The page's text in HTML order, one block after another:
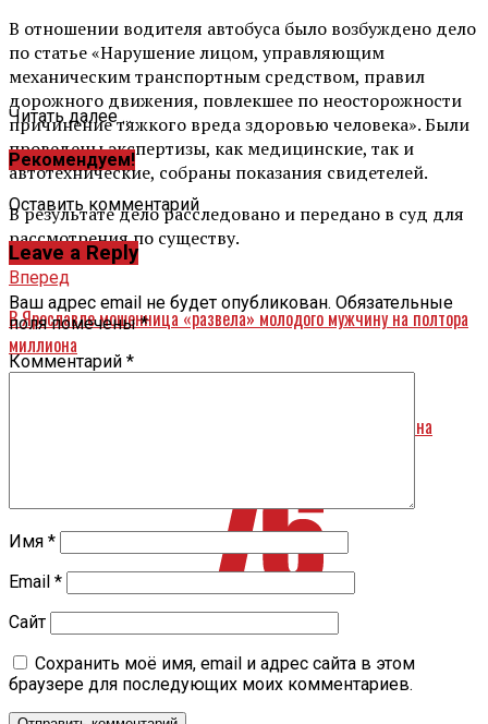
В отношении водителя автобуса было возбуждено дело
по статье «Нарушение лицом, управляющим
механическим транспортным средством, правил
дорожного движения, повлекшее по неосторожности
причинение тяжкого вреда здоровью человека». Были
проведены экспертизы, как медицинские, так и
автотехнические, собраны показания свидетелей.
В результате дело расследовано и передано в суд для
рассмотрения по существу.
Вперед
В Ярославле мошенница «развела» молодого мужчину на полтора
миллиона
В Ярославской области делают больше трех тысяч тестов на
Читать далее ...
Рекомендуем!
Оставить комментарий
Leave a Reply
Ваш адрес email не будет опубликован. Обязательные
поля помечены*
Комментарий *
Имя *
Email *
Сайт
Сохранить моё имя, email и адрес сайта в этом
браузере для последующих моих комментариев.